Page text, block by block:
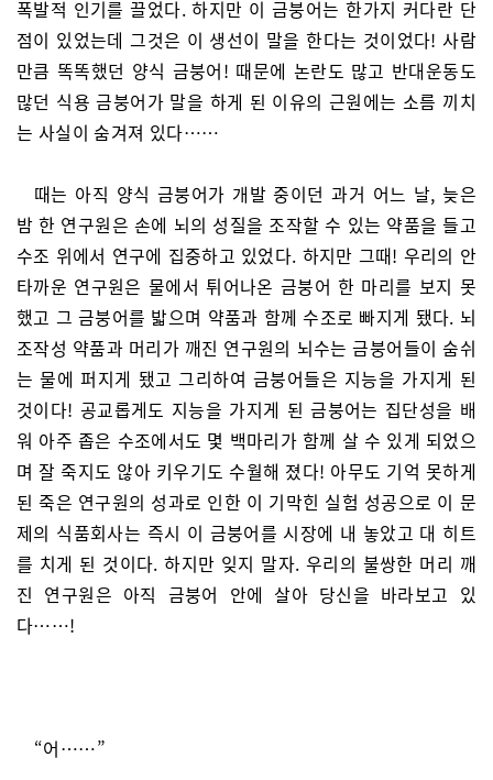
폭발적 인기를 끌었다. 하지만 이 금붕어는 한가지 커다란 단
점이 있었는데 그것은 이 생선이 말을 한다는 것이었다! 사람
만큼 똑똑했던 양식 금붕어! 때문에 논란도 많고 반대운동도
많던 식용 금붕어가 말을 하게 된 이유의 근원에는 소름 끼치
는 사실이 숨겨져 있다……
때는 아직 양식 금붕어가 개발 중이던 과거 어느 날, 늦은
밤 한 연구원은 손에 뇌의 성질을 조작할 수 있는 약품을 들고
수조 위에서 연구에 집중하고 있었다. 하지만 그때! 우리의 안
타까운 연구원은 물에서 튀어나온 금붕어 한 마리를 보지 못
했고 그 금붕어를 밟으며 약품과 함께 수조로 빠지게 됐다. 뇌
조작성 약품과 머리가 깨진 연구원의 뇌수는 금붕어들이 숨쉬
는 물에 퍼지게 됐고 그리하여 금붕어들은 지능을 가지게 된
것이다! 공교롭게도 지능을 가지게 된 금붕어는 집단성을 배
워 아주 좁은 수조에서도 몇 백마리가 함께 살 수 있게 되었으
며 잘 죽지도 않아 키우기도 수월해 졌다! 아무도 기억 못하게
된 죽은 연구원의 성과로 인한 이 기막힌 실험 성공으로 이 문
제의 식품회사는 즉시 이 금붕어를 시장에 내 놓았고 대 히트
를 치게 된 것이다. 하지만 잊지 말자. 우리의 불쌍한 머리 깨
진 연구원은 아직 금붕어 안에 살아 당신을 바라보고 있
다……!
“어……”